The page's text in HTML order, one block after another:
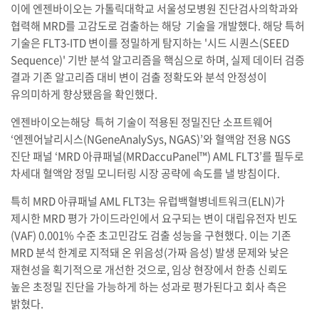
이에 엔젠바이오는 가톨릭대학교 서울성모병원 진단검사의학과와
협력해 MRD를 고감도로 검출하는 해당 기술을 개발했다. 해당 특허
기술은 FLT3-ITD 변이를 정밀하게 탐지하는 '시드 시퀀스(SEED
Sequence)' 기반 분석 알고리즘을 핵심으로 하며, 실제 데이터 검증
결과 기존 알고리즘 대비 변이 검출 정확도와 분석 안정성이
유의미하게 향상됐음을 확인했다.
엔젠바이오는해당 특허 기술이 적용된 정밀진단 소프트웨어
‘엔젠어날리시스(NGeneAnalySys, NGAS)’와 혈액암 전용 NGS
진단 패널 ‘MRD 아큐패널(MRDaccuPanel™) AML FLT3’를 필두로
차세대 혈액암 정밀 모니터링 시장 공략에 속도를 낼 방침이다.
특히 MRD 아큐패널 AML FLT3는 유럽백혈병네트워크(ELN)가
제시한 MRD 평가 가이드라인에서 요구되는 변이 대립유전자 빈도
(VAF) 0.001% 수준 초고민감도 검출 성능을 구현했다. 이는 기존
MRD 분석 한계로 지적돼 온 위음성(가짜 음성) 발생 문제와 낮은
재현성을 획기적으로 개선한 것으로, 임상 현장에서 한층 신뢰도
높은 초정밀 진단을 가능하게 하는 성과로 평가된다고 회사 측은
밝혔다.